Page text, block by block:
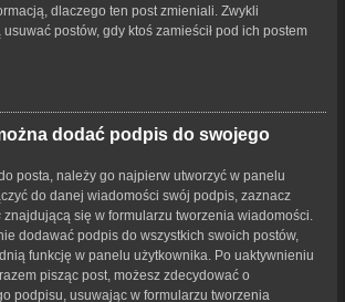
dlaczego ten post zmieniali. Zwykli
postów, gdy ktoś zamieścił pod ich postem
dodać podpis do swojego
posta, należy go najpierw utworzyć w panelu
do danej wiadomości swój podpis, zaznacz
znajdującą się w formularzu tworzenia wiadomości.
dodawać podpis do wszystkich swoich postów,
funkcję w panelu użytkownika. Po uaktywnieniu
pisząc post, możesz zdecydować o
podpisu, usuwając w formularzu tworzenia